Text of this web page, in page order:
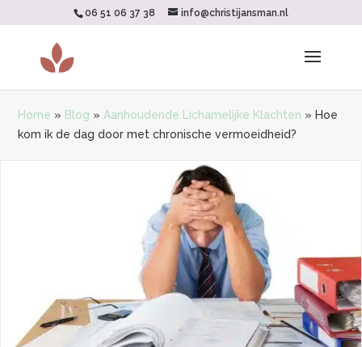
06 51 06 37 38 info@christijansman.nl
Home » Blog » Aanhoudende Lichamelijke Klachten » Hoe
kom ik de dag door met chronische vermoeidheid?